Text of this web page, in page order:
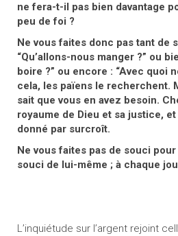
ne fera-t-il pas bien davantage
peu de foi ?
Ne vous faites donc pas tant de
“Qu’allons-nous manger ?” ou
boire ?” ou encore : “Avec quoi
cela, les païens le recherchent.
sait que vous en avez besoin.
royaume de Dieu et sa justice,
donné par surcroît.
Ne vous faites pas de souci
souci de lui-même ; à chaque
L’inquiétude sur l’argent rejoint